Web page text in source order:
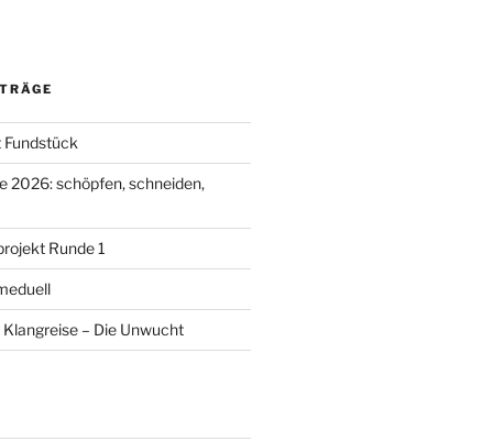
2026: schöpfen, schneiden,
Runde 1
– Die Unwucht